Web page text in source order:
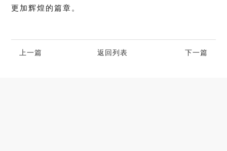
更加辉煌的篇章。
上一篇 返回列表 下一篇